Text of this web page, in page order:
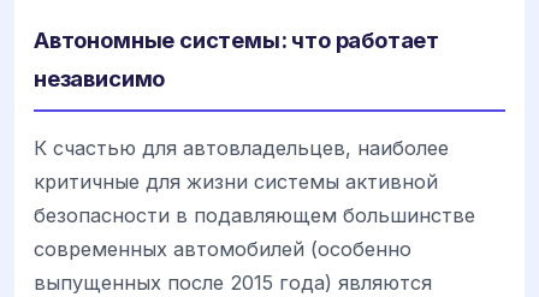
Автономные системы: что работает
независимо
К счастью для автовладельцев, наиболее
критичные для жизни системы активной
безопасности в подавляющем большинстве
современных автомобилей (особенно
выпущенных после 2015 года) являются